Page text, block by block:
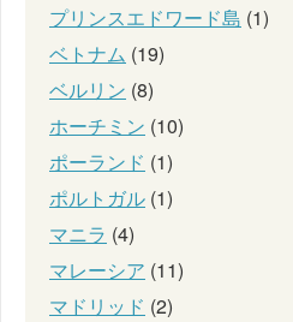
プリンスエドワード島 (1)
ベトナム (19)
ベルリン (8)
ホーチミン (10)
ポーランド (1)
ポルトガル (1)
マニラ (4)
マレーシア (11)
マドリッド (2)